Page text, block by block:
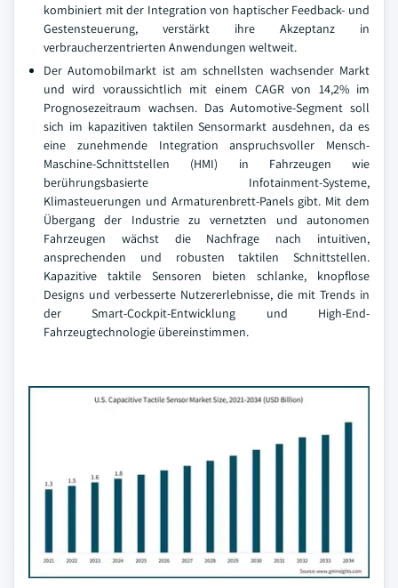
kombiniert mit der Integration von haptischer Feedback- und
Gestensteuerung, verstärkt ihre Akzeptanz in
verbraucherzentrierten Anwendungen weltweit.
Der Automobilmarkt ist am schnellsten wachsender Markt
und wird voraussichtlich mit einem CAGR von 14,2% im
Prognosezeitraum wachsen. Das Automotive-Segment soll
sich im kapazitiven taktilen Sensormarkt ausdehnen, da es
eine zunehmende Integration anspruchsvoller Mensch-
Maschine-Schnittstellen (HMI) in Fahrzeugen wie
berührungsbasierte Infotainment-Systeme,
Klimasteuerungen und Armaturenbrett-Panels gibt. Mit dem
Übergang der Industrie zu vernetzten und autonomen
Fahrzeugen wächst die Nachfrage nach intuitiven,
ansprechenden und robusten taktilen Schnittstellen.
Kapazitive taktile Sensoren bieten schlanke, knopflose
Designs und verbesserte Nutzererlebnisse, die mit Trends in
der Smart-Cockpit-Entwicklung und High-End-
Fahrzeugtechnologie übereinstimmen.